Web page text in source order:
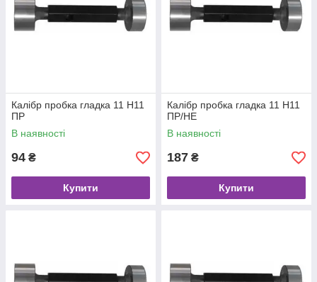
Калібр пробка гладка 11 Н11
ПР
В наявності
94 ₴
Купити
Калібр пробка гладка 11 Н11
ПР/НЕ
В наявності
187 ₴
Купити